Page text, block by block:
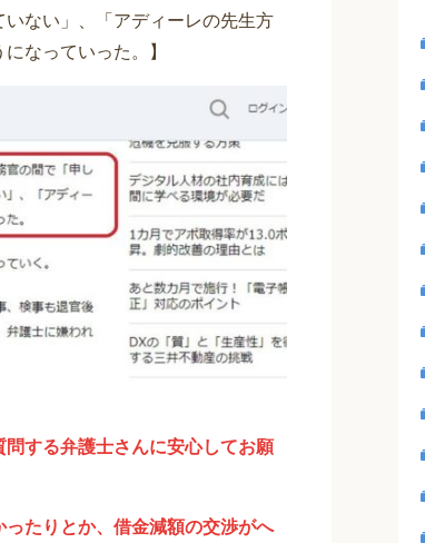
ない」、「アディーレの先生方
なっていった。】
する弁護士さんに安心してお願
たりとか、借金減額の交渉がへ